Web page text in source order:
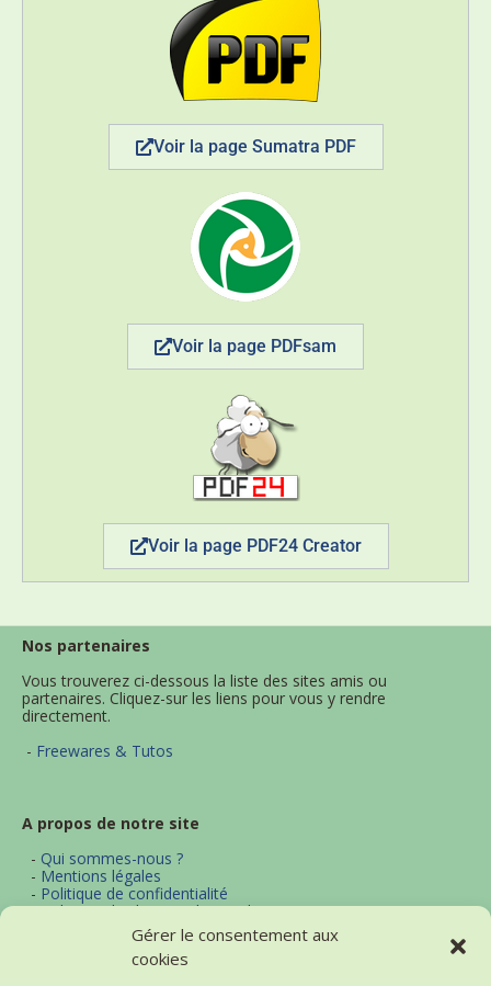
Gérer le consentement aux
cookies
Voir la page Sumatra PDF
Voir la page PDFsam
Voir la page PDF24 Creator
Nos partenaires
Vous trouverez ci-dessous la liste des sites amis ou
partenaires. Cliquez-sur les liens pour vous y rendre
directement.
- Freewares & Tutos
A propos de notre site
- Qui sommes-nous ?
- Mentions légales
- Politique de confidentialité
-Politique d'utilisation des cookies